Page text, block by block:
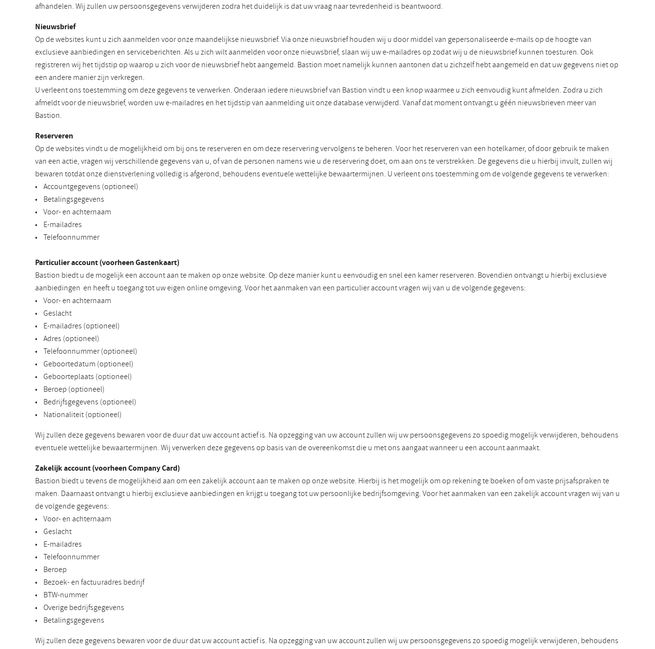
afhandelen. Wij zullen uw persoonsgegevens verwijderen zodra het duidelijk is dat uw vraag naar tevredenheid is beantwoord.
Nieuwsbrief
Op de websites kunt u zich aanmelden voor onze maandelijkse nieuwsbrief. Via onze nieuwsbrief houden wij u door middel van gepersonaliseerde e-mails op de hoogte van
exclusieve aanbiedingen en serviceberichten. Als u zich wilt aanmelden voor onze nieuwsbrief, slaan wij uw e-mailadres op zodat wij u de nieuwsbrief kunnen toesturen. Ook
registreren wij het tijdstip op waarop u zich voor de nieuwsbrief hebt aangemeld. Bastion moet namelijk kunnen aantonen dat u zichzelf hebt aangemeld en dat uw gegevens niet op
een andere manier zijn verkregen.
U verleent ons toestemming om deze gegevens te verwerken. Onderaan iedere nieuwsbrief van Bastion vindt u een knop waarmee u zich eenvoudig kunt afmelden. Zodra u zich
afmeldt voor de nieuwsbrief, worden uw e-mailadres en het tijdstip van aanmelding uit onze database verwijderd. Vanaf dat moment ontvangt u géén nieuwsbrieven meer van
Bastion.
Reserveren
Op de websites vindt u de mogelijkheid om bij ons te reserveren en om deze reservering vervolgens te beheren. Voor het reserveren van een hotelkamer, of door gebruik te maken
van een actie, vragen wij verschillende gegevens van u, of van de personen namens wie u de reservering doet, om aan ons te verstrekken. De gegevens die u hierbij invult, zullen wij
bewaren totdat onze dienstverlening volledig is afgerond, behoudens eventuele wettelijke bewaartermijnen. U verleent ons toestemming om de volgende gegevens te verwerken:
• Accountgegevens (optioneel)
• Betalingsgegevens
• Voor- en achternaam
• E-mailadres
• Telefoonnummer
Particulier account (voorheen Gastenkaart)
Bastion biedt u de mogelijk een account aan te maken op onze website. Op deze manier kunt u eenvoudig en snel een kamer reserveren. Bovendien ontvangt u hierbij exclusieve
aanbiedingen en heeft u toegang tot uw eigen online omgeving. Voor het aanmaken van een particulier account vragen wij van u de volgende gegevens:
• Voor- en achternaam
• Geslacht
• E-mailadres (optioneel)
• Adres (optioneel)
• Telefoonnummer (optioneel)
• Geboortedatum (optioneel)
• Geboorteplaats (optioneel)
• Beroep (optioneel)
• Bedrijfsgegevens (optioneel)
• Nationaliteit (optioneel)
Wij zullen deze gegevens bewaren voor de duur dat uw account actief is. Na opzegging van uw account zullen wij uw persoonsgegevens zo spoedig mogelijk verwijderen, behoudens
eventuele wettelijke bewaartermijnen. Wij verwerken deze gegevens op basis van de overeenkomst die u met ons aangaat wanneer u een account aanmaakt.
Zakelijk account (voorheen Company Card)
Bastion biedt u tevens de mogelijkheid aan om een zakelijk account aan te maken op onze website. Hierbij is het mogelijk om op rekening te boeken of om vaste prijsafspraken te
maken. Daarnaast ontvangt u hierbij exclusieve aanbiedingen en krijgt u toegang tot uw persoonlijke bedrijfsomgeving. Voor het aanmaken van een zakelijk account vragen wij van u
de volgende gegevens:
• Voor- en achternaam
• Geslacht
• E-mailadres
• Telefoonnummer
• Beroep
• Bezoek- en factuuradres bedrijf
• BTW-nummer
• Overige bedrijfsgegevens
• Betalingsgegevens
Wij zullen deze gegevens bewaren voor de duur dat uw account actief is. Na opzegging van uw account zullen wij uw persoonsgegevens zo spoedig mogelijk verwijderen, behoudens